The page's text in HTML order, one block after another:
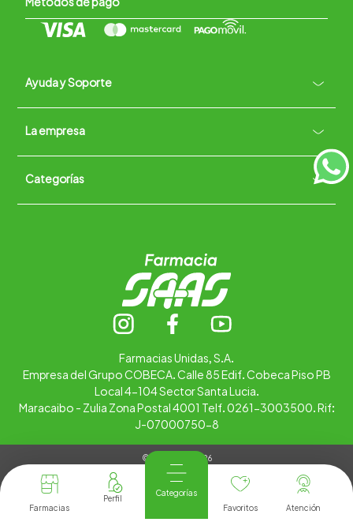
Farmacias
Categorías
Favoritos
Atención
Ayuda y Soporte +
Contacto vía WhatsApp
Términos y condiciones
La empresa +
Quiénes somos
Trabaja con nosotros
Categorías +
Farmacias Unidas, S.A.
Empresa del Grupo COBECA. Calle 85 Edif. Cobeca Piso PB
Local 4-104 Sector Santa Lucia.
Maracaibo - Zulia Zona Postal 4001 Telf. 0261-3003500. Rif:
J-07000750-8
© Copyright 2026
Tienda Virtual desarrollada por
Tecnología